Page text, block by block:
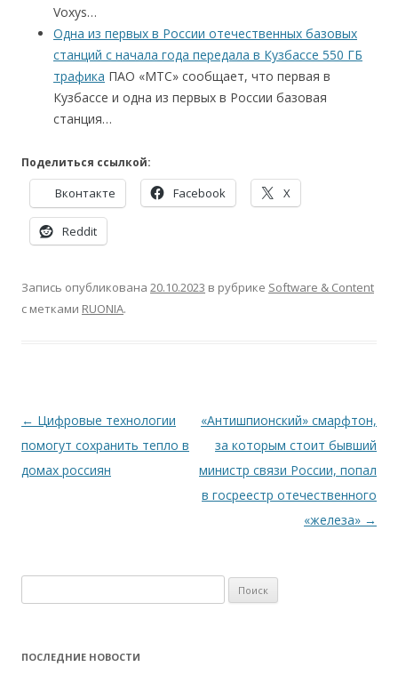
Voxys…
Одна из первых в России отечественных базовых
станций с начала года передала в Кузбассе 550 ГБ
трафика ПАО «МТС» сообщает, что первая в
Кузбассе и одна из первых в России базовая
станция…
Поделиться ссылкой:
Вконтакте Facebook X
Reddit
Запись опубликована 20.10.2023 в рубрике Software & Content
с метками RUONIA.
Навигация
по
записям
← Цифровые технологии
помогут сохранить тепло в
домах россиян
«Антишпионский» смарфтон,
за которым стоит бывший
министр связи России, попал
в госреестр отечественного
«железа» →
ПОСЛЕДНИЕ НОВОСТИ